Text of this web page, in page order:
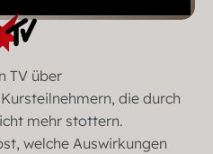
TV über
die durch
mehr stottern.
welche Auswirkungen